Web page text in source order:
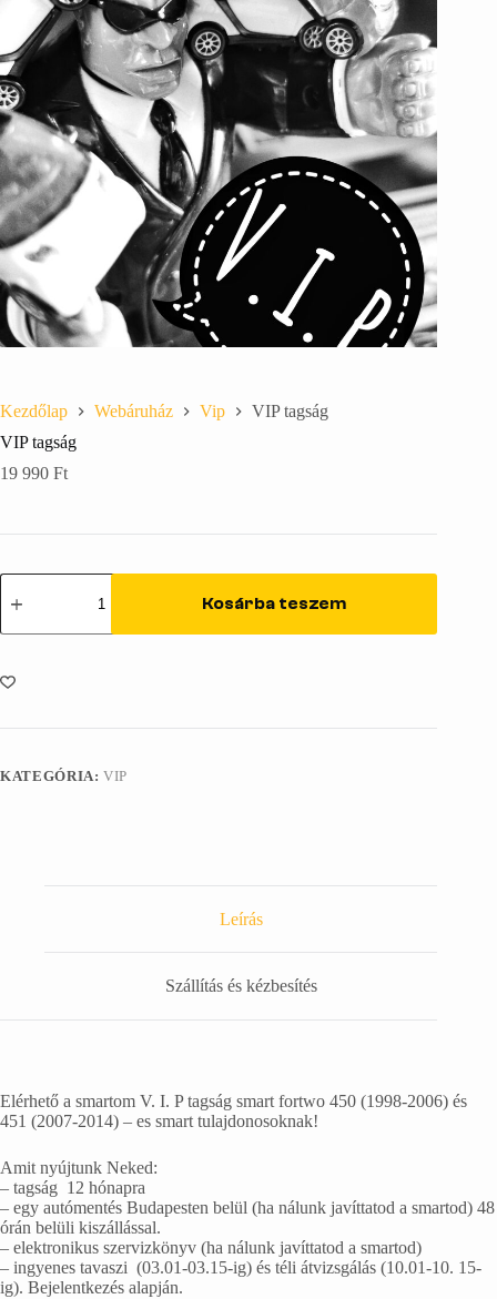
Kezdőlap Webáruház Vip
VIP tagság
VIP tagság
19 990 Ft
VIP
tagság
Kosárba teszem
KATEGÓRIA:VIP
Leírás
Szállítás és kézbesítés
Elérhető a smartom V. I. P tagság smart fortwo 450 (1998-2006) és
451 (2007-2014) – es smart tulajdonosoknak!
Amit nyújtunk Neked:
– tagság 12 hónapra
– egy autómentés Budapesten belül (ha nálunk javíttatod a smartod) 48
órán belüli kiszállással.
– elektronikus szervizkönyv (ha nálunk javíttatod a smartod)
– ingyenes tavaszi (03.01-03.15-ig) és téli átvizsgálás (10.01-10. 15-
ig). Bejelentkezés alapján.